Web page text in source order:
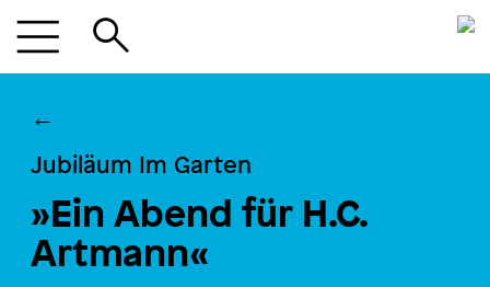
←
Jubiläum Im Garten
»Ein Abend für H.C.
Artmann«